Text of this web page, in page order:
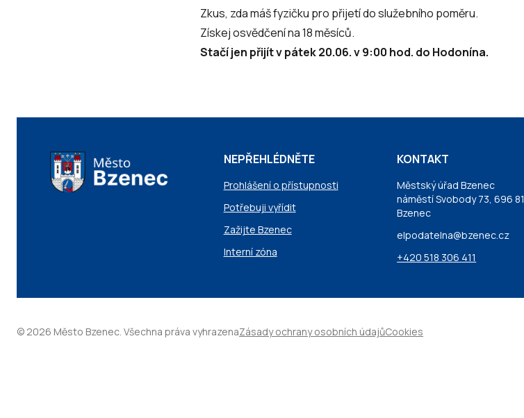
Zkus, zda máš fyzičku pro přijetí do služebního poměru.
Získej osvědčení na 18 měsíců.
Stačí jen přijít v pátek 20.06. v 9:00 hod. do Hodonína.
NEPŘEHLÉDNĚTE
Prohlášení o přístupnosti
Potřebuji vyřídit
Zažijte Bzenec
Interní zóna
KONTAKT
Městský úřad Bzenec
náměstí Svobody 73, 696 81
Bzenec
elpodatelna@bzenec.cz
+420 518 306 411
© 2026 Město Bzenec. Všechna práva vyhrazenaZásady ochrany osobních údajůCookies